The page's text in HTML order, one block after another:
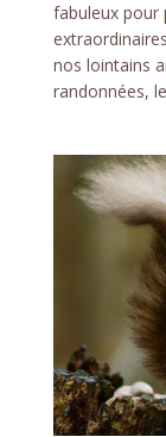
fabuleux pour
nos lointains
randonnées,